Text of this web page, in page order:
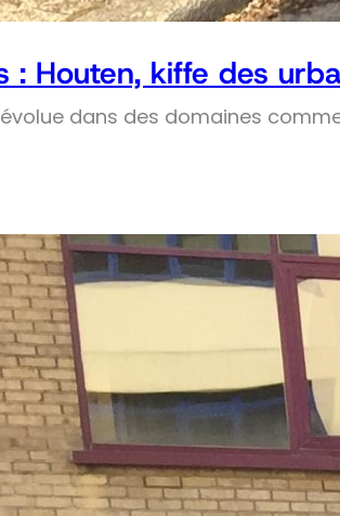
: Houten, kiffe des
évolue dans des domaines